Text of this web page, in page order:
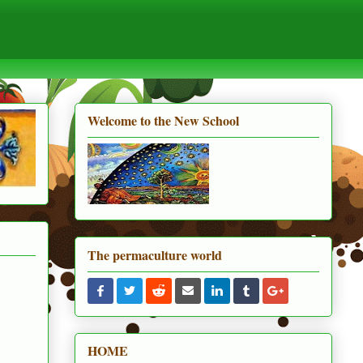
Welcome to the New School
The permaculture world
HOME